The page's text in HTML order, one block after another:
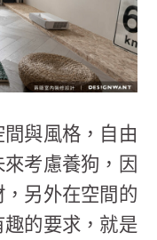
與風格，自由
考慮養狗，因
另外在空間的
的要求，就是